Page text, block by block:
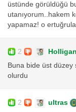
üstünde görüldüğü
utanıyorum..hakem
yapamaz! o
2 Holligan
Buna bide üst düzey
olurdu
2 ultras